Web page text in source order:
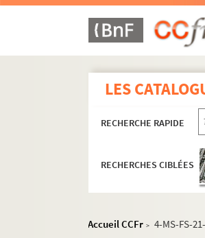
LES
RECHERCHE RAPIDE
RECHERCHES CIBLÉES
Accueil CCFr > 4-MS-FS-